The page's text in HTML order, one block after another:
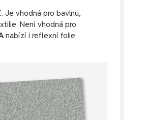
Je vhodná pro bavlnu,
Není vhodná pro
nabízí i reflexní folie